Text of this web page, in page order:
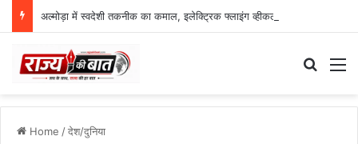
Home /देश/दुनिया